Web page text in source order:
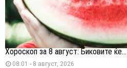
Хороскоп за 8 август: Биковите ќе...
08:01 - 8 август, 2026